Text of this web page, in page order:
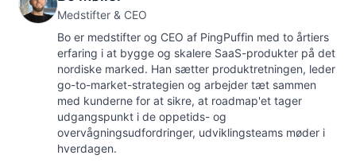
Medstifter & CEO
Bo er medstifter og CEO af PingPuffin med to årtiers
erfaring i at bygge og skalere SaaS-produkter på det
nordiske marked. Han sætter produktretningen, leder
go-to-market-strategien og arbejder tæt sammen
med kunderne for at sikre, at roadmap'et tager
udgangspunkt i de oppetids- og
overvågningsudfordringer, udviklingsteams møder i
hverdagen.